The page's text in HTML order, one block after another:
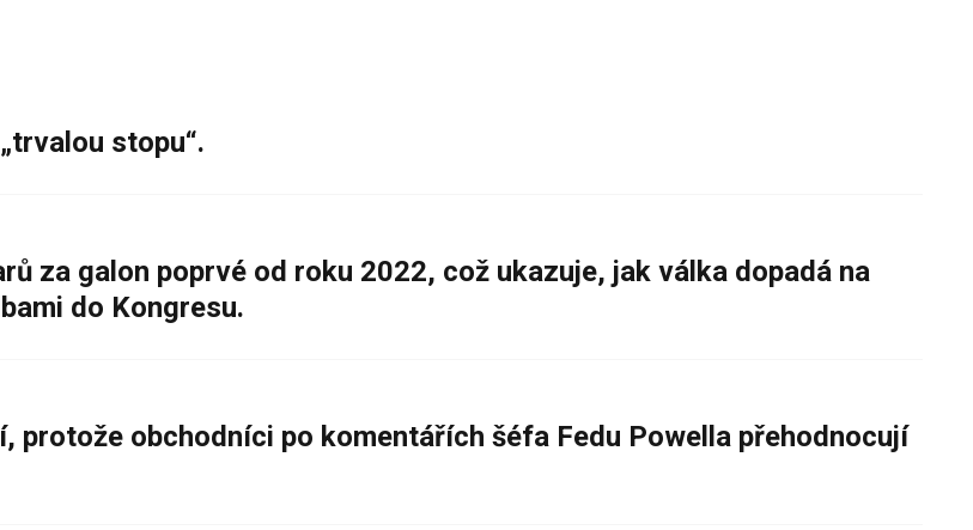
stopu“.
za galon poprvé od roku 2022, což ukazuje, jak válka dopadá na
do Kongresu.
protože obchodníci po komentářích šéfa Fedu Powella přehodnocují